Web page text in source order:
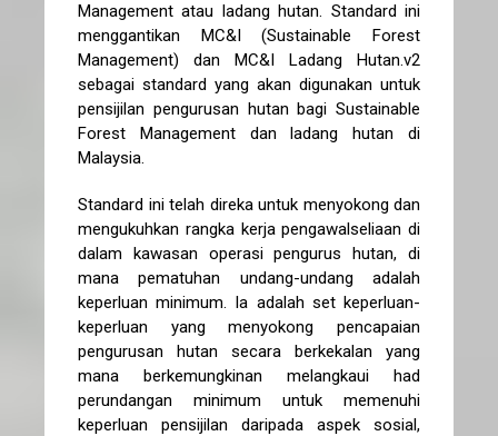
Management atau ladang hutan. Standard ini
menggantikan MC&I (Sustainable Forest
Management) dan MC&I Ladang Hutan.v2
sebagai standard yang akan digunakan untuk
pensijilan pengurusan hutan bagi Sustainable
Forest Management dan ladang hutan di
Malaysia.
Standard ini telah direka untuk menyokong dan
mengukuhkan rangka kerja pengawalseliaan di
dalam kawasan operasi pengurus hutan, di
mana pematuhan undang-undang adalah
keperluan minimum. Ia adalah set keperluan-
keperluan yang menyokong pencapaian
pengurusan hutan secara berkekalan yang
mana berkemungkinan melangkaui had
perundangan minimum untuk memenuhi
keperluan pensijilan daripada aspek sosial,